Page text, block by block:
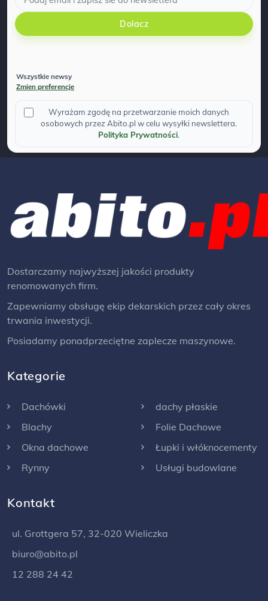
Dolacz
Wszystkie newsy
Zmien preferencje
Wyrażam zgodę na przetwarzanie moich danych
osobowych przez Abito.pl w celu wysyłki newslettera.
Polityka Prywatności.
Dostarczamy najwyższej jakości produkty
renomowanych firm.
Zapewniamy obsługę ekip dekarskich przez cały okres
trwania inwestycji.
Posiadamy ponadprzeciętne zaplecze maszynowe.
Kategorie
Dachówki
Blachy
Okna dachowe
Rynny
dachy płaskie
Folie Dachowe
Łupki i włóknocementy
Usługi budowlane
Kontakt
ul. Grottgera 57, 32-020 Wieliczka
biuro@abito.pl
12 288 24 42